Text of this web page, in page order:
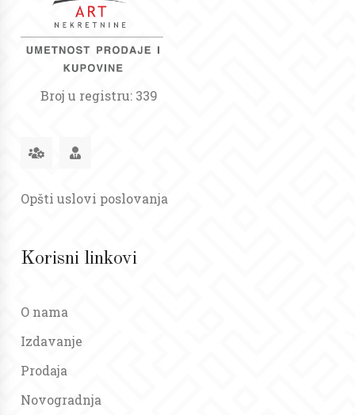
Broj u registru: 339
Opšti uslovi poslovanja
Korisni linkovi
O nama
Izdavanje
Prodaja
Novogradnja